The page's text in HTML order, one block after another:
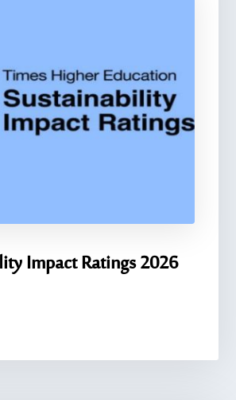
Impact Ratings 2026